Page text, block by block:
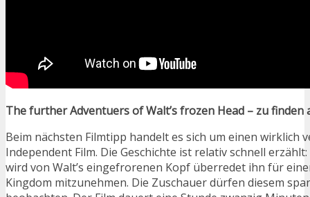
The further Adventuers of Walt’s frozen Head – zu finden
Beim nächsten Filmtipp handelt es sich um einen wirklich
Independent Film. Die Geschichte ist relativ schnell
wird von Walt’s eingefrorenen Kopf überredet ihn für
Kingdom mitzunehmen. Die Zuschauer dürfen diesem